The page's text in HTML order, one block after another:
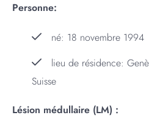
Personne:
né: 18 novembre 1994
lieu de résidence:
Suisse
Lésion médullaire (LM) :